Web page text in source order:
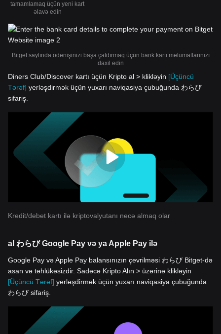
tamamlamaq üçün yeni kart
əlavə edin
Bitget saytında ödənişinizi başa çatdırmaq üçün bank kartı məlumatlarınızı
daxil edin
Diners Club/Discover kartı üçün Kripto al > klikləyin [Üçüncü
Tərəf] yerləşdirmək üçün yuxarı naviqasiya çubuğunda わらび
sifariş.
Kredit/debet kartı ilə kriptovalyutanı necə almaq olar
al わらび Google Pay və ya Apple Pay ilə
Google Pay və Apple Pay balansınızın çevrilməsi わらび Bitget-də
asan və təhlükəsizdir. Sadəcə Kripto Alın > üzərinə klikləyin
[Üçüncü Tərəf] yerləşdirmək üçün yuxarı naviqasiya çubuğunda
わらび sifariş.